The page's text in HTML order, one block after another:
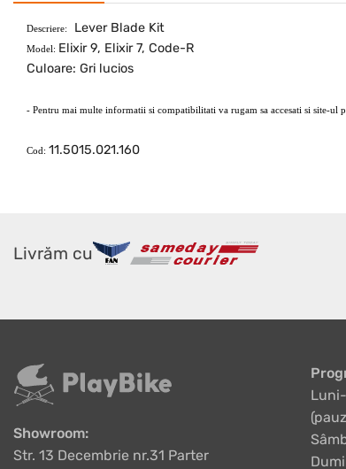
Descriere: Lever Blade Kit
Model: Elixir 9, Elixir 7, Code-R
Culoare: Gri lucios
- Pentru mai multe informatii si compatibilitati va rugam sa accesati si site-ul
Cod: 11.5015.021.160
Livrăm cu
Showroom:
Str. 13 Decembrie nr.31 Parter